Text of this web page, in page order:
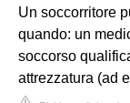
Un soccorritore
quando: un
soccorso
attrezzatura (ad